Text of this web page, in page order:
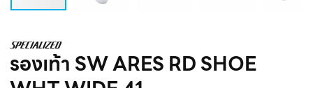
รองเท้า SW ARES RD SHOE